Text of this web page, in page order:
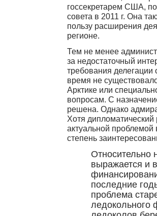
госсекретарем США,
совета в 2011 г. Она
пользу расширения
регионе.
Тем не менее
за недостаточный
требования делегации
время не
Арктике или
вопросам. С
решена. Однако
Хотя дипломатический
актуальной проблемой
степень
Относительно
выражается и
последние
проблема
ледокольного